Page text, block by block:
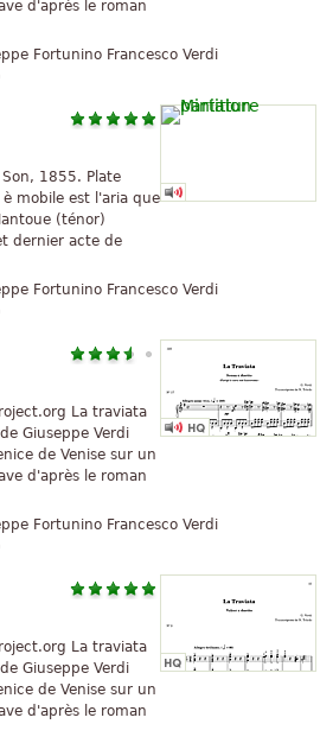
d'après le roman
Fortunino Francesco Verdi
1855. Plate
mobile est l'aria que
(ténor)
dernier acte de
Fortunino Francesco Verdi
La traviata
Giuseppe Verdi
de Venise sur un
d'après le roman
Fortunino Francesco Verdi
La traviata
Giuseppe Verdi
de Venise sur un
d'après le roman